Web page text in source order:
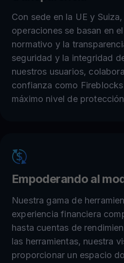
Con sede en la UE y
operaciones se basan en
normativo y la
seguridad y la integridad
nuestros usuarios,
confianza como
máximo nivel de protección
Empoderando al
Nuestra gama de
experiencia financiera
hasta cuentas de
las herramientas, nuestra
proporcionar un espacio